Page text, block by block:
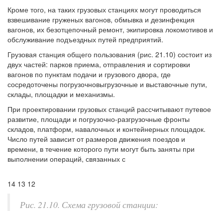
Кроме того, на таких грузовых станциях могут проводиться
взвешивание груженых вагонов, обмывка и дезинфекция
вагонов, их безотцепочный ремонт, экипировка локомотивов и
обслуживание подъездных путей предприятий.
Грузовая станция общего пользования (рис. 21.10) состоит из
двух частей: парков приема, отправления и сортировки
вагонов по пунктам подачи и грузового двора, где
сосредоточены погрузочновыгрузочные и выставочные пути,
склады, площадки и механизмы.
При проектировании грузовых станций рассчитывают путевое
развитие, площади и погрузочно-разгрузочные фронты
складов, платформ, навалочных и контейнерных площадок.
Число путей зависит от размеров движения поездов и
времени, в течение которого пути могут быть заняты при
выполнении операций, связанных с
14 13 12
Рис. 21.10. Схема грузовой станции: